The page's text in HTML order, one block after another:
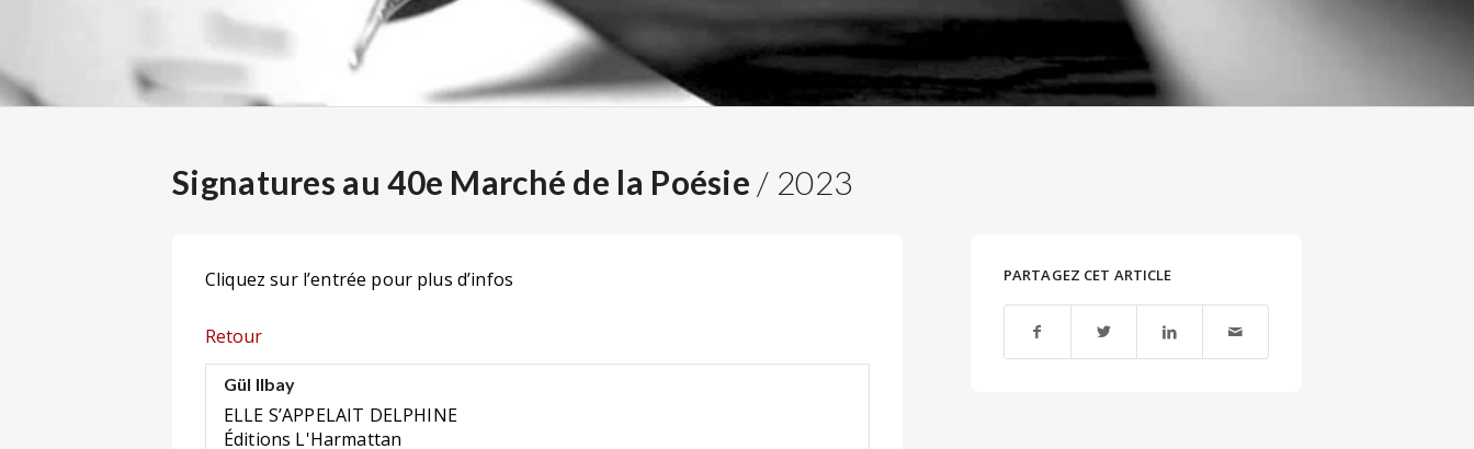
Signatures au 40e Marché de la Poésie / 2023
Cliquez sur l’entrée pour plus d’infos
Retour
Gül Ilbay
ELLE S’APPELAIT DELPHINE
Éditions L'Harmattan
PARTAGEZ CET ARTICLE